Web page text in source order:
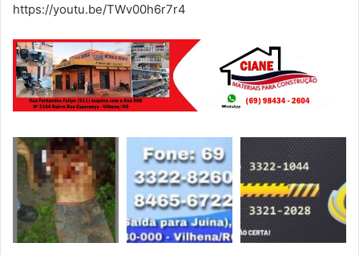
https://youtu.be/TWv00h6r7r4